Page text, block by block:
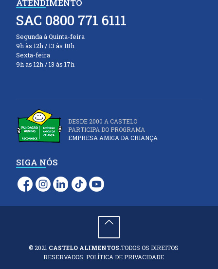
ATENDIMENTO
SAC 0800 771 6111
Segunda à Quinta-feira
9h às 12h / 13 às 18h
Sexta-feira
9h às 12h / 13 às 17h
DESDE 2000 A CASTELO
PARTICIPA DO PROGRAMA
EMPRESA AMIGA DA CRIANÇA
SIGA NÓS
© 2021 CASTELO ALIMENTOS.TODOS OS DIREITOS
RESERVADOS. POLÍTICA DE PRIVACIDADE